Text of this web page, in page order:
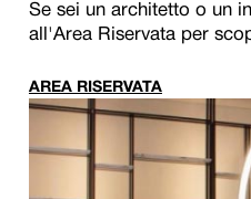
Se sei un architetto o un
all'Area Riservata per
AREA RISERVATA